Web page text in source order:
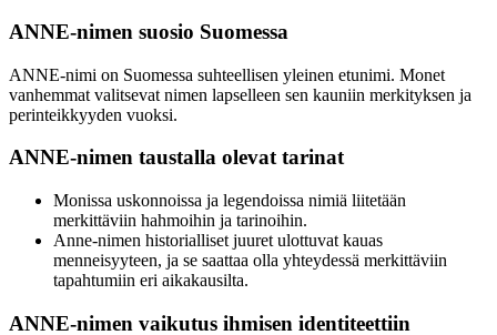
ANNE-nimen suosio Suomessa
ANNE-nimi on Suomessa suhteellisen yleinen etunimi. Monet
vanhemmat valitsevat nimen lapselleen sen kauniin merkityksen ja
perinteikkyyden vuoksi.
ANNE-nimen taustalla olevat tarinat
Monissa uskonnoissa ja legendoissa nimiä liitetään
merkittäviin hahmoihin ja tarinoihin.
Anne-nimen historialliset juuret ulottuvat kauas
menneisyyteen, ja se saattaa olla yhteydessä merkittäviin
tapahtumiin eri aikakausilta.
ANNE-nimen vaikutus ihmisen identiteettiin